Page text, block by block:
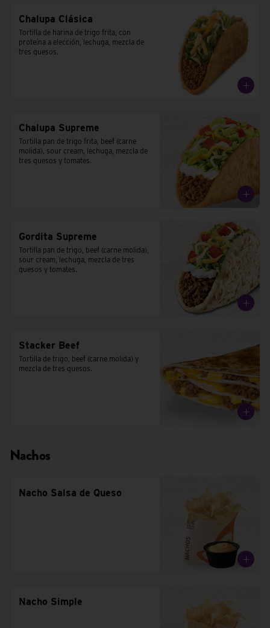
Chalupa Clásica
Tortilla de harina de trigo frita, con
proteína a elección, lechuga, mezcla de
tres quesos.
Chalupa Supreme
Tortilla pan de trigo frita, beef (carne
molida), sour cream, lechuga, mezcla de
tres quesos y tomates.
Gordita Supreme
Tortilla pan de trigo, beef (carne molida),
sour cream, lechuga, mezcla de tres
quesos y tomates.
Stacker Beef
Tortilla de trigo, beef (carne molida) y
mezcla de tres quesos.
Nachos
Nacho Salsa de Queso
Nacho Simple